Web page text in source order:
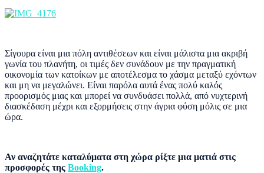
Σίγουρα είναι μια πόλη αντιθέσεων και είναι μάλιστα μια ακριβή
γωνία του πλανήτη, οι τιμές δεν συνάδουν με την πραγματική
οικονομία των κατοίκων με αποτέλεσμα το χάσμα μεταξύ εχόντων
και μη να μεγαλώνει. Είναι παρόλα αυτά ένας πολύ καλός
προορισμός μιας και μπορεί να συνδυάσει πολλά, από νυχτερινή
διασκέδαση μέχρι και εξορμήσεις στην άγρια φύση μόλις σε μια
ώρα.
Αν αναζητάτε καταλύματα στη χώρα ρίξτε μια ματιά στις
προσφορές της Booking.